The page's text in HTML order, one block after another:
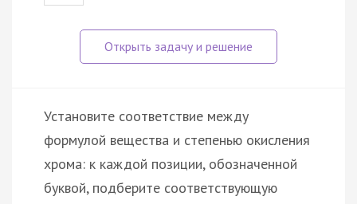
Установите соответствие между
формулой вещества и степенью окисления
хрома: к каждой позиции, обозначенной
буквой, подберите соответствующую